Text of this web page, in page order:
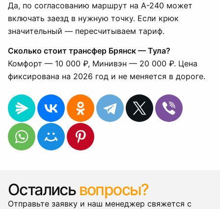
Да, по согласованию маршрут на А-240 может
включать заезд в нужную точку. Если крюк
значительный — пересчитываем тариф.
Сколько стоит трансфер Брянск — Тула?
Комфорт — 10 000 ₽, Минивэн — 20 000 ₽. Цена
фиксирована на 2026 год и не меняется в дороге.
Остались вопросы?
Отправьте заявку и наш менеджер свяжется с